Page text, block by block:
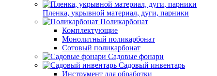
Пленка, укрывной материал, дуги, парники
Поликарбонат
Комплектующие
Монолитный поликарбонат
Сотовый поликарбонат
Садовые фонари
Садовый инвентарь
Инструмент для обработки